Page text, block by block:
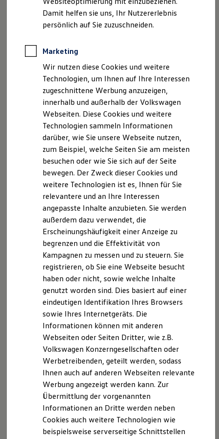
Elektrofahrzeugkonzepte
ID. EVERY1
Reichweite
Rekuperation
Laden unterwegs
Laden Zuhause
Ladestationen finden
Ladezeitensimulator
Batterie
Sicherheit
Nachhaltigkeit
Technologie
Kosten und Kauf
Verbrauchskosten
Kaufoptionen
E-Auto-Förderung
Software und Konnektivität
Die ID. Software 6
ID. Software Versionen und Updates
Digitale Extras
Schnittstellen zu Ihrem ID.
Marke und Erlebnis
Volkswagen R und R Experience
R-Modelle
R Experience
Driving Experience
Volkswagen entdecken
Werkbesichtigung
Lifestyle Shop
T-Roc Kollektion
Golf Kollektion
Volkswagen Kollektion
R-Kollektion
GTI Kollektion
Fußball Drop
we drive football
#wedriveproud
Besitzer und Service
myVolkswagen
Software Updates
Service und Ersatzteile
Inspektion und HU/AU
oder im In-Car Shop. Es kann dort jederzeit wieder
deaktiviert werden.
Apcoa Parking
Enilive Deutschland GmbH (Eni)
Shell Deutschland
Kaufland
Verbleibende Zeit,
Nutzungsbedingungen
Datenschutzerklärungen
Cookie-Richtlinie
Lizenzhinweise Dritter
Angaben zum Digital Services Act (DSA)
EU Data Act
Produktsicherheitsinformationen
Vertrag Widerrufen
Disclaimer von Volkswagen AG
Volkswagen ID Benutzerkonto und einen separaten VW
Connect/We ConnectVertrag, welcher online unter
www.myvolkswagen.net oder über die App„Volkswagen
(erhältlich im App Store und Google Play Store) mit der
VolkswagenAG abzuschließen ist. Zusätzlich ist eine
Damit helfen sie uns, Ihr Nutzererlebnis
persönlich auf Sie zuzuschneiden.
Marketing
Wir nutzen diese Cookies und weitere
Technologien, um Ihnen auf Ihre Interessen
zugeschnittene Werbung anzuzeigen,
innerhalb und außerhalb der Volkswagen
Webseiten. Diese Cookies und weitere
Technologien sammeln Informationen
darüber, wie Sie unsere Webseite nutzen,
zum Beispiel, welche Seiten Sie am meisten
besuchen oder wie Sie sich auf der Seite
bewegen. Der Zweck dieser Cookies und
weitere Technologien ist es, Ihnen für Sie
relevantere und an Ihre Interessen
angepasste Inhalte anzubieten. Sie werden
außerdem dazu verwendet, die
Erscheinungshäufigkeit einer Anzeige zu
begrenzen und die Effektivität von
Kampagnen zu messen und zu steuern. Sie
registrieren, ob Sie eine Webseite besucht
haben oder nicht, sowie welche Inhalte
genutzt worden sind. Dies basiert auf einer
eindeutigen Identifikation Ihres Browsers
sowie Ihres Internetgeräts. Die
Informationen können mit anderen
Webseiten oder Seiten Dritter, wie z.B.
Volkswagen Konzerngesellschaften oder
Werbetreibenden, geteilt werden, sodass
Ihnen auch auf anderen Webseiten relevante
Werbung angezeigt werden kann. Zur
Übermittlung der vorgenannten
Informationen an Dritte werden neben
Cookies auch weitere Technologien wie
beispielsweise serverseitige Schnittstellen